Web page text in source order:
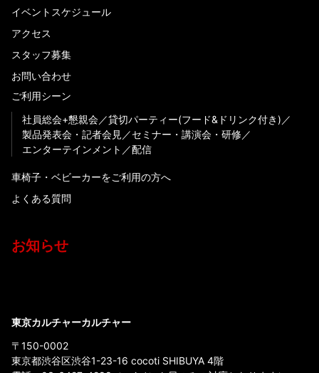
イベントスケジュール
アクセス
スタッフ募集
お問い合わせ
ご利用シーン
社員総会+懇親会
貸切パーティー(フード&ドリンク付き)
製品発表会・記者会見
セミナー・講演会・研修
エンターテインメント
配信
車椅子・ベビーカーをご利用の方へ
よくある質問
お知らせ
東京カルチャーカルチャー
〒150-0002
東京都渋谷区渋谷1-23-16 cocoti SHIBUYA 4階